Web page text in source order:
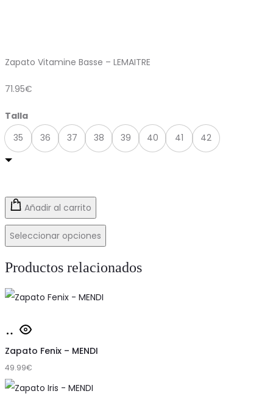
Zapato Vitamine Basse – LEMAITRE
71.95€
Talla
35
36 37 38 39 40 41 42
Añadir al carrito
Seleccionar opciones
Productos relacionados
Seleccionar
opciones
Este
variantes.
Zapato Fenix – MENDI
49.99€